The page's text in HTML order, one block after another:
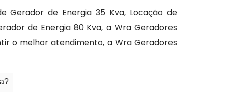
Gerador de Energia 35 Kva, Locação de
de Energia 80 Kva, a Wra Geradores
o melhor atendimento, a Wra Geradores